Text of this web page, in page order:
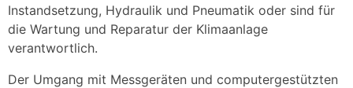
Instandsetzung, Hydraulik und Pneumatik oder sind für
die Wartung und Reparatur der Klimaanlage
verantwortlich.
Der Umgang mit Messgeräten und computergestützten